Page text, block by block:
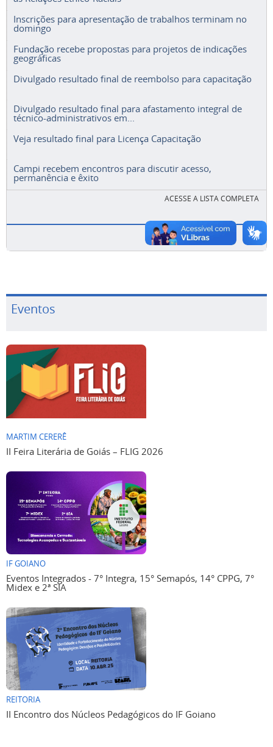
Inscrições para apresentação de trabalhos terminam no
domingo
Fundação recebe propostas para projetos de indicações
geográficas
Divulgado resultado final de reembolso para capacitação
Divulgado resultado final para afastamento integral de
técnico-administrativos em...
Veja resultado final para Licença Capacitação
Campi recebem encontros para discutir acesso,
permanência e êxito
ACESSE A LISTA COMPLETA
Eventos
MARTIM CERERÊ
II Feira Literária de Goiás – FLIG 2026
IF GOIANO
Eventos Integrados - 7° Integra, 15° Semapós, 14° CPPG, 7°
Midex e 2ª SIA
REITORIA
II Encontro dos Núcleos Pedagógicos do IF Goiano